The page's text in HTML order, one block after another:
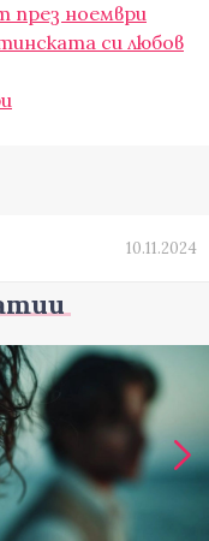
през ноември
си любов
10.11.2024